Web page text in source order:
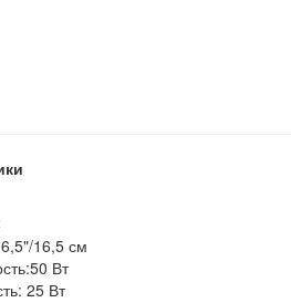
16,5 см
Вт
25 Вт